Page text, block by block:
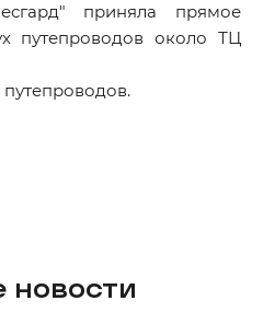
приняла прямое
путепроводов около ТЦ
новости